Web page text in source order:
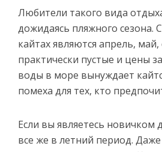
Любители такого вида
дожидаясь пляжного
кайтах являются апрель,
практически пустые и цены
воды в море вынуждает
помеха для тех, кто
Если вы являетесь новичком
все же в летний период.